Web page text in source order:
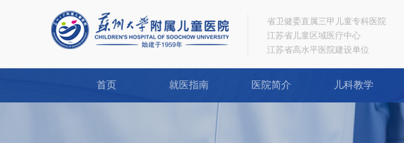
省卫健委直属三甲儿童专科医院
江苏省儿童区域医疗中心
江苏省高水平医院建设单位
首页 就医指南 医院简介 儿科教学